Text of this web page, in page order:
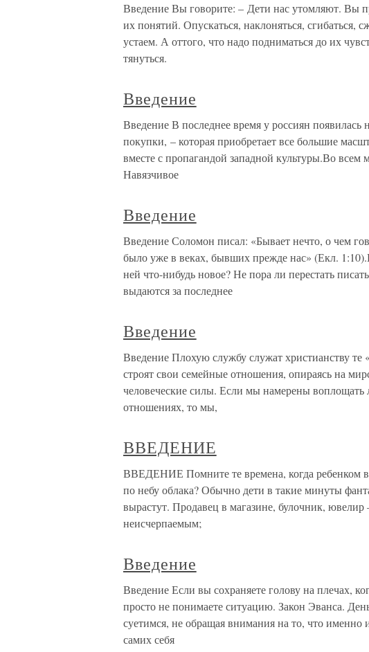
Введение Вы говорите: – Дети нас утомляют. Вы
их понятий. Опускаться, наклоняться, сгибаться,
устаем. А оттого, что надо подниматься до их
тянуться.
Введение
Введение В последнее время у россиян появилась
покупки, – которая приобретает все большие
вместе с пропагандой западной культуры.Во всем
Навязчивое
Введение
Введение Соломон писал: «Бывает нечто, о чем
было уже в веках, бывших прежде нас» (Екл.
ней что-нибудь новое? Не пора ли перестать
выдаются за последнее
Введение
Введение Плохую службу служат христианству те
строят свои семейные отношения, опираясь на
человеческие силы. Если мы намерены
отношениях, то мы,
ВВЕДЕНИЕ
ВВЕДЕНИЕ Помните те времена, когда ребенком
по небу облака? Обычно дети в такие минуты
вырастут. Продавец в магазине, булочник, ювелир
неисчерпаемым;
Введение
Введение Если вы сохраняете голову на плечах,
просто не понимаете ситуацию. Закон Эванса.
суетимся, не обращая внимания на то, что
самих себя